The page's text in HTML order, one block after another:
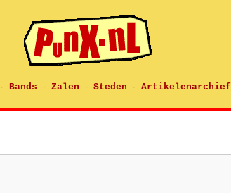
· Bands · Zalen · Steden · Artikelenarchief